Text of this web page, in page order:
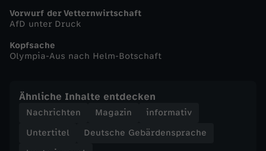
e
u
e
j
Vorwurf der Vetternwirtschaft
AfD unter Druck
Kopfsache
Olympia-Aus nach Helm-Botschaft
Ähnliche Inhalte entdecken
Nachrichten Magazin
informativ
Untertitel
Deutsche Gebärdensprache